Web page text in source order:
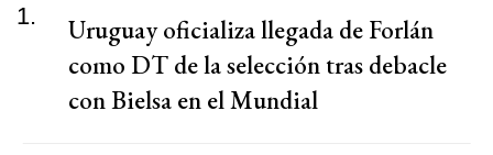
1.
Uruguay oficializa llegada de Forlán
como DT de la selección tras debacle
con Bielsa en el Mundial